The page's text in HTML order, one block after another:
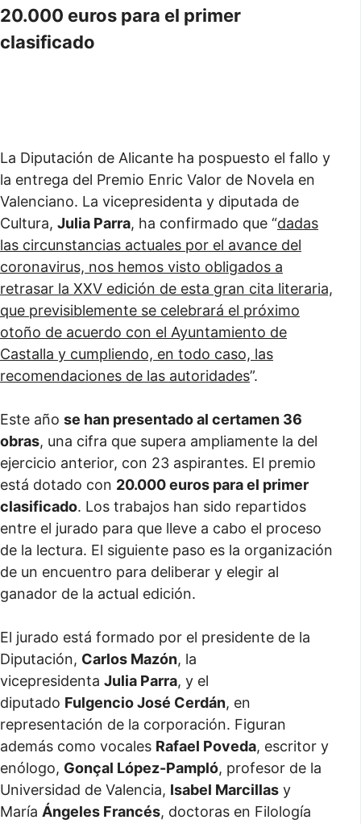
20.000 euros para el primer
clasificado
La Diputación de Alicante ha pospuesto el fallo y
la entrega del Premio Enric Valor de Novela en
Valenciano. La vicepresidenta y diputada de
Cultura, Julia Parra, ha confirmado que “dadas
las circunstancias actuales por el avance del
coronavirus, nos hemos visto obligados a
retrasar la XXV edición de esta gran cita literaria,
que previsiblemente se celebrará el próximo
otoño de acuerdo con el Ayuntamiento de
Castalla y cumpliendo, en todo caso, las
recomendaciones de las autoridades”.
Este año se han presentado al certamen 36
obras, una cifra que supera ampliamente la del
ejercicio anterior, con 23 aspirantes. El premio
está dotado con 20.000 euros para el primer
clasificado. Los trabajos han sido repartidos
entre el jurado para que lleve a cabo el proceso
de la lectura. El siguiente paso es la organización
de un encuentro para deliberar y elegir al
ganador de la actual edición.
El jurado está formado por el presidente de la
Diputación, Carlos Mazón, la
vicepresidenta Julia Parra, y el
diputado Fulgencio José Cerdán, en
representación de la corporación. Figuran
además como vocales Rafael Poveda, escritor y
enólogo, Gonçal López-Pampló, profesor de la
Universidad de Valencia, Isabel Marcillas y
María Ángeles Francés, doctoras en Filología